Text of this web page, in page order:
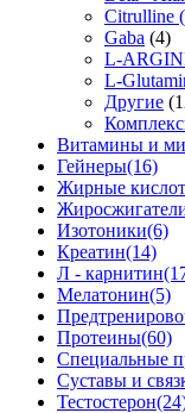
Citrulline
Gaba (4)
L-
L-
Другие
Витамины и
Гейнеры(16)
Жирные
Изотоники(6)
Креатин(14)
Л - карнитин
Мелатонин(5)
Протеины(60)
Специальные
Суставы и
Тестостерон